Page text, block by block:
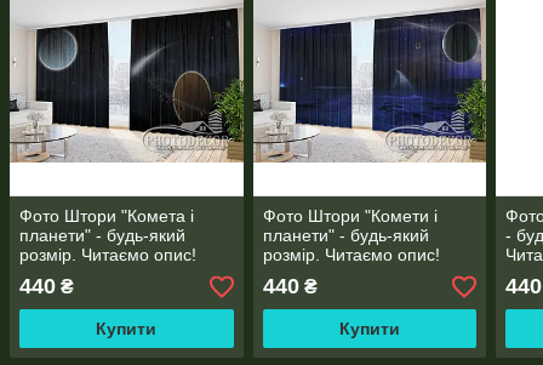
Фото Штори "Комета і
планети" - будь-який
розмір. Читаємо опис!
440 ₴
Купити
Фото Штори "Комети і
планети" - будь-який
розмір. Читаємо опис!
440₴
Купити
-
440